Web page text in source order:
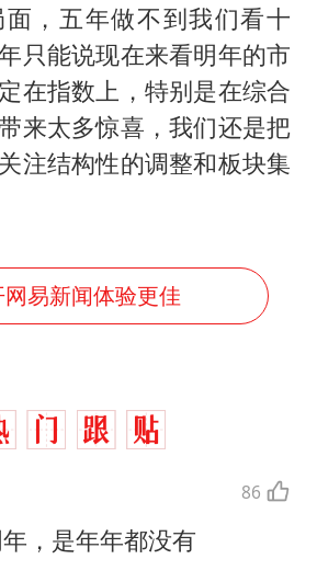
，五年做不到我们看十
只能说现在来看明年的市
在指数上，特别是在综合
来太多惊喜，我们还是把
注结构性的调整和板块集
易新闻体验更佳
86
，是年年都没有